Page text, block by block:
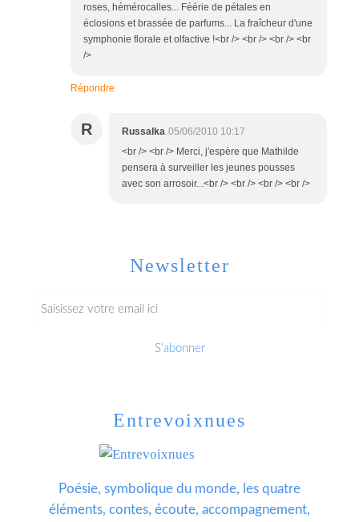
roses, hémérocalles... Féérie de pétales en
éclosions et brassée de parfums... La fraîcheur d'une
symphonie florale et olfactive !<br /> <br /> <br /> <br
/>
Répondre
R Russalka 05/06/2010 10:17
<br /> <br /> Merci, j'espère que Mathilde
pensera à surveiller les jeunes pousses
avec son arrosoir...<br /> <br /> <br /> <br />
Newsletter
Entrevoixnues
Poésie, symbolique du monde, les quatre
éléments, contes, écoute, accompagnement,